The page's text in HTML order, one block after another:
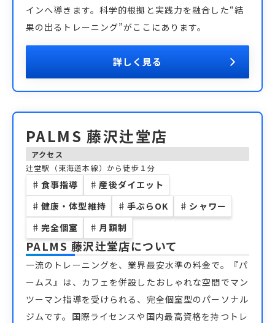
インへ導きます。科学的根拠と実践力を融合した“結
果の出るトレーニング”がここにあります。
詳しく見る
PALMS 藤沢辻堂店
アクセス
辻堂駅（東海道本線）から徒歩１分
♯ 食事指導 ♯ 産後ダイエット
♯ 健康・体型維持 ♯ 手ぶらOK ♯ シャワー
♯ 完全個室 ♯ 月額制
PALMS 藤沢辻堂店について
一流のトレーニングを、業界最安水準の料金で。『パ
ームス』は、カフェを併設したおしゃれな空間でマン
ツーマン指導を受けられる、完全個室型のパーソナル
ジムです。国際ライセンスや国内最高資格を持つトレ